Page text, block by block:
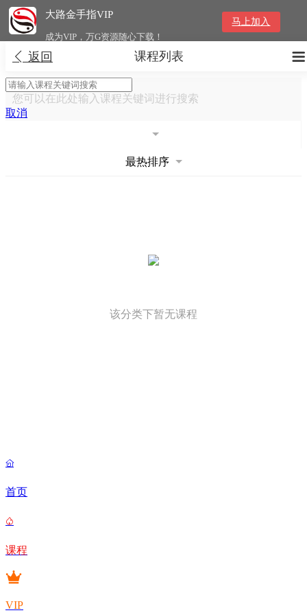
大路金手指VIP
成为VIP，万G资源随心下载！
马上加入
 返回 
课程列表
您可以在此处输入课程关键词进行搜索
取消
最热排序
该分类下暂无课程

首页

课程
VIP